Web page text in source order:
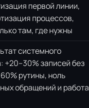
первой линии,
процессов,
там, где нужны
системного
+20–30% записей без
рутины, ноль
обращений и работа